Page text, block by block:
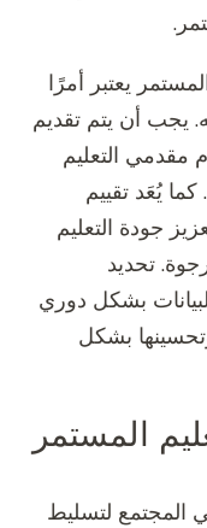
يعتبر أمرًا
يجب أن يتم تقديم
مقدمي التعليم
كما يُعَد تقييم
جودة التعليم
تحديد
بشكل دوري
بشكل
المستمر
المجتمع لتسليط